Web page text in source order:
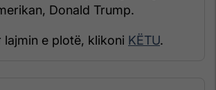
Donald Trump.
lajmin e plotë, klikoni KËTU.